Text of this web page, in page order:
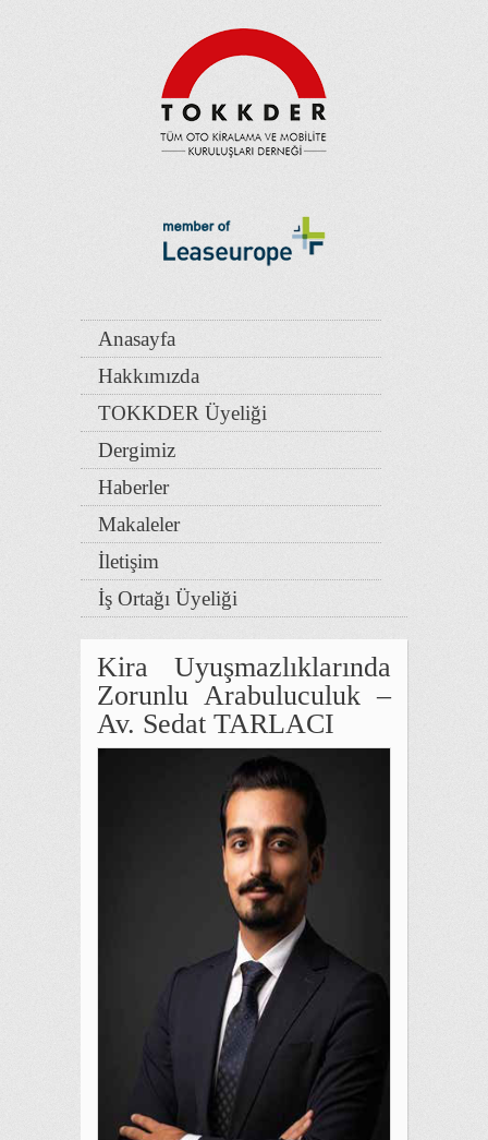
Anasayfa
Hakkımızda
TOKKDER Üyeliği
Dergimiz
Haberler
Makaleler
İletişim
İş Ortağı Üyeliği
Kira Uyuşmazlıklarında
Zorunlu Arabuluculuk –
Av. Sedat TARLACI